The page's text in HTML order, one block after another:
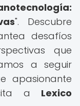
". Descubre
desafíos
que
a seguir
apasionante
a Lexico